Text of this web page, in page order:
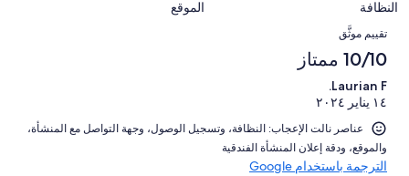
النزلاء
من
النزلاء
1
من
تقييمات
النزلاء
من
من
تقييمات
النزلاء
للغاية.
من
من
تقييمات
النزلاء
النظافة الموقع
التقييمات
تقييم موثَّق
10/10 ممتاز
Laurian F.
١٤ يناير ٢٠٢٤
عناصر نالت الإعجاب: ⁦النظافة⁩، و⁦تسجيل الوصول⁩، و⁦جهة التواصل مع المنشأة⁩،
و⁦الموقع⁩، و⁦دقة إعلان المنشأة الفندقية⁩
الترجمة باستخدام Google